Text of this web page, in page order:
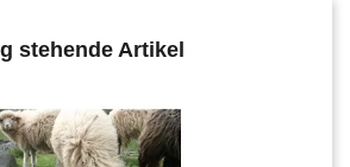
stehende Artikel